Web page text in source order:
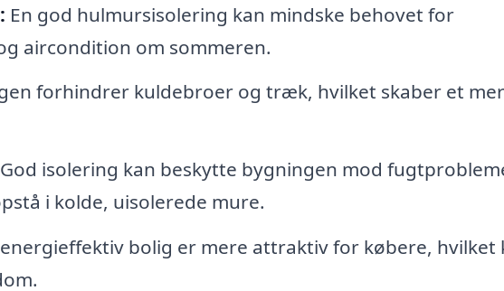
En god hulmursisolering kan mindske behovet for
aircondition om sommeren.
forhindrer kuldebroer og træk, hvilket skaber et
God isolering kan beskytte bygningen mod
i kolde, uisolerede mure.
energieffektiv bolig er mere attraktiv for købere, hvilket